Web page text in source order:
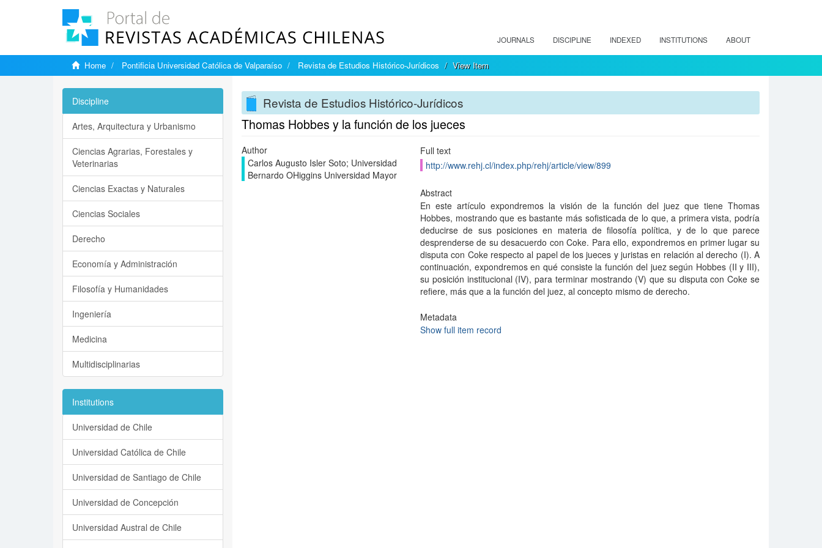
JOURNALS DISCIPLINE INDEXED INSTITUTIONS ABOUT
Home Pontificia Universidad Católica de Valparaíso Revista de Estudios Histórico-Jurídicos View Item
Revista de Estudios Histórico-Jurídicos
Thomas Hobbes y la función de los jueces
Author
Carlos Augusto Isler Soto; Universidad
Bernardo OHiggins Universidad Mayor
Full text
http://www.rehj.cl/index.php/rehj/article/view/899
Abstract
En este artículo expondremos la visión de la función del juez que tiene Thomas
Hobbes, mostrando que es bastante más sofisticada de lo que, a primera vista, podría
deducirse de sus posiciones en materia de filosofía política, y de lo que parece
desprenderse de su desacuerdo con Coke. Para ello, expondremos en primer lugar su
disputa con Coke respecto al papel de los jueces y juristas en relación al derecho (I). A
continuación, expondremos en qué consiste la función del juez según Hobbes (II y III),
su posición institucional (IV), para terminar mostrando (V) que su disputa con Coke se
refiere, más que a la función del juez, al concepto mismo de derecho.
Metadata
Show full item record
Discipline
Artes, Arquitectura y Urbanismo
Ciencias Agrarias, Forestales y
Veterinarias
Ciencias Exactas y Naturales
Ciencias Sociales
Derecho
Economía y Administración
Filosofía y Humanidades
Ingeniería
Medicina
Multidisciplinarias
Institutions
Universidad de Chile
Universidad Católica de Chile
Universidad de Santiago de Chile
Universidad de Concepción
Universidad Austral de Chile